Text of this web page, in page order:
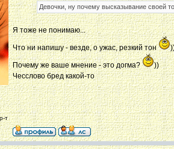
т
Девочки, ну почему высказывание своей
Я тоже не понимаю...
Что ни напишу - везде, о ужас, резкий тон
Почему же ваше мнение - это догма?
))
Чесслово бред какой-то